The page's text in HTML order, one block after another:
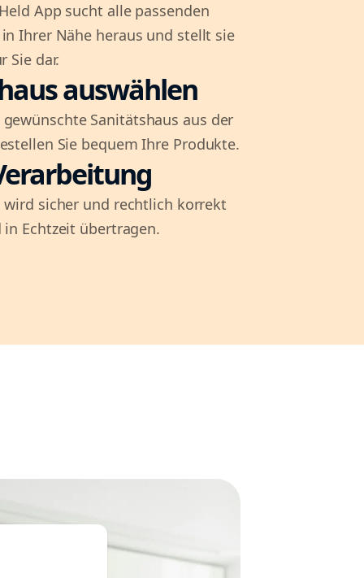
App sucht alle passenden
Ihrer Nähe heraus und stellt sie
Sie dar.
auswählen
gewünschte Sanitätshaus aus der
Sie bequem Ihre Produkte.
sicher und rechtlich korrekt
Echtzeit übertragen.